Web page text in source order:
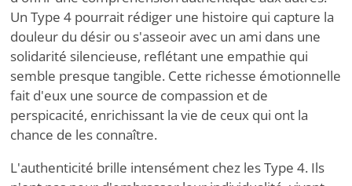
Un Type 4 pourrait rédiger une histoire qui capture la
douleur du désir ou s'asseoir avec un ami dans une
solidarité silencieuse, reflétant une empathie qui
semble presque tangible. Cette richesse émotionnelle
fait d'eux une source de compassion et de
perspicacité, enrichissant la vie de ceux qui ont la
chance de les connaître.
L'authenticité brille intensément chez les Type 4. Ils